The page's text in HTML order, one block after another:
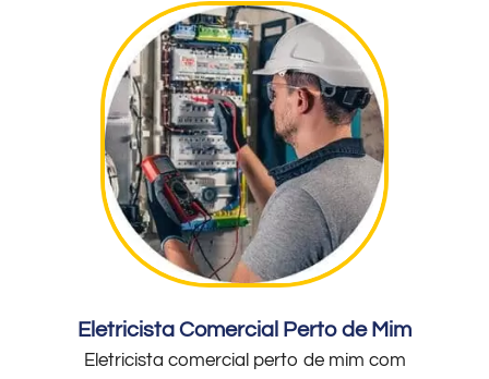
Eletricista Comercial Perto de Mim
Eletricista comercial perto de mim com